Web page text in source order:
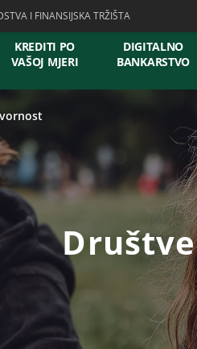
I FINANSIJSKA TRŽIŠTA
KREDITI PO
VAŠOJ MJERI
DIGITALNO
BANKARSTVO